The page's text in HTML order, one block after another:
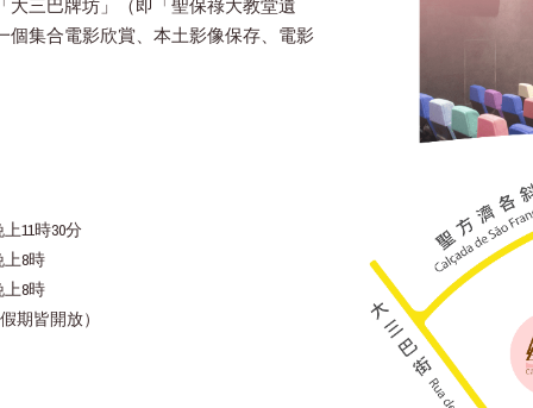
三巴牌坊」（即「聖保祿大教堂遺
集合電影欣賞、本土影像保存、電影
11時30分
上8時
上8時
期皆開放）